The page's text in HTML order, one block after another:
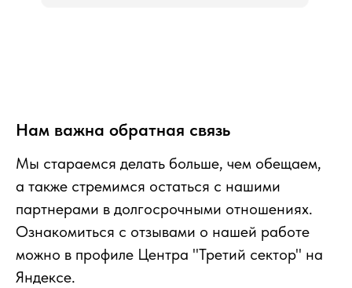
Нам важна обратная связь
Мы стараемся делать больше, чем обещаем,
а также стремимся остаться с нашими
партнерами в долгосрочными отношениях.
Ознакомиться с отзывами о нашей работе
можно в профиле Центра "Третий сектор" на
Яндексе.